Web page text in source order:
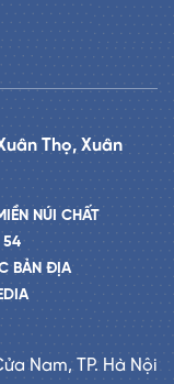
Thọ, Xuân
NÚI CHẤT
54
BẢN ĐỊA
Nam, TP. Hà Nội